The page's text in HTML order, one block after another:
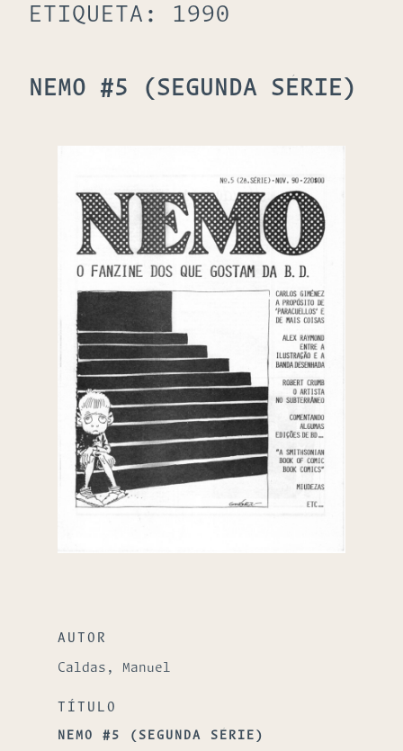
ETIQUETA: 1990
NEMO #5 (SEGUNDA SÉRIE)
AUTOR
Caldas, Manuel
TÍTULO
NEMO #5 (SEGUNDA SÉRIE)